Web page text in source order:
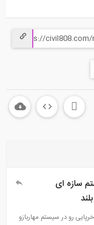
سازه ای
رو در سیستم مهاربازو